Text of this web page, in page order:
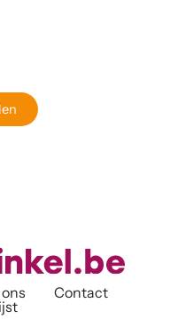
Contact